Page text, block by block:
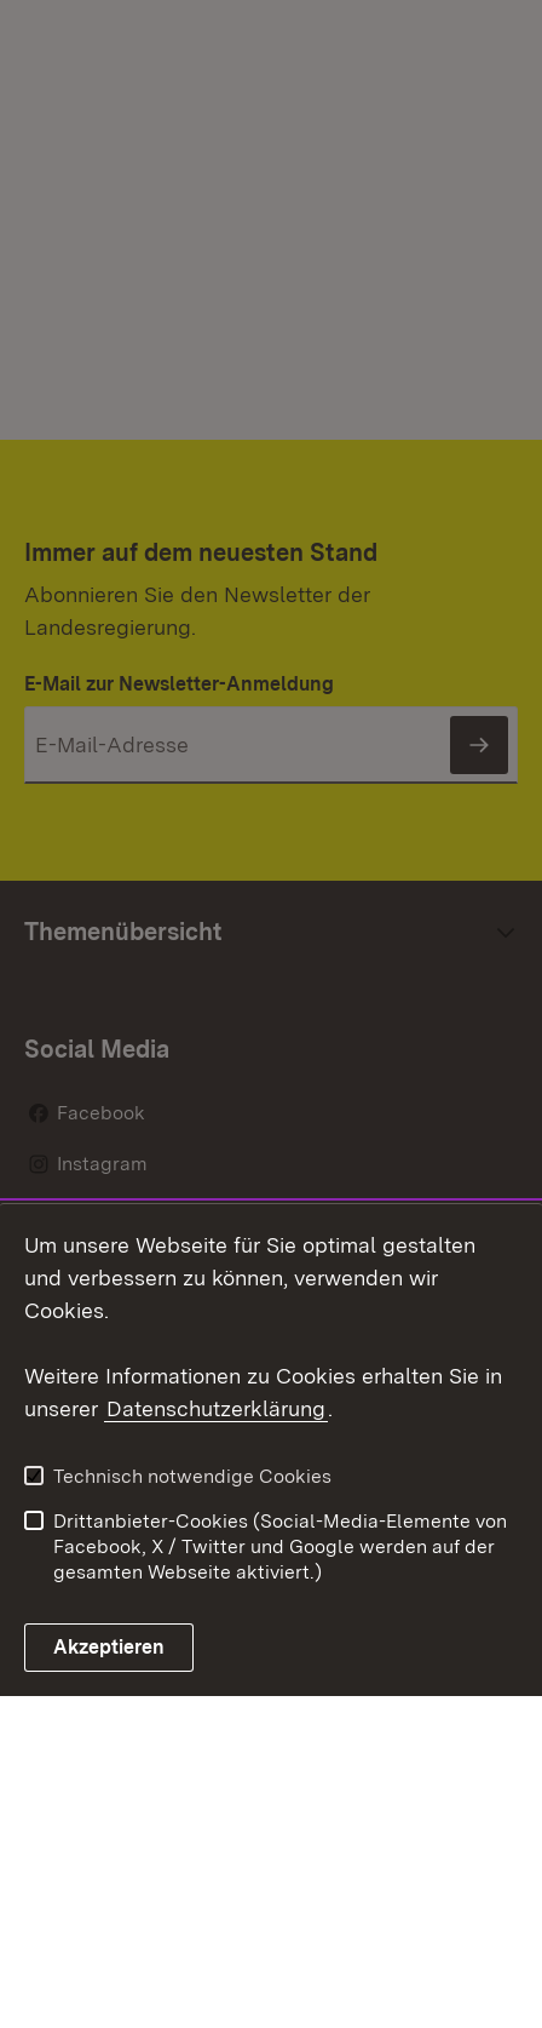
Immer auf dem neuesten Stand
Abonnieren Sie den Newsletter der
Landesregierung.
E-Mail zur Newsletter-Anmeldung
Themenübersicht
Social Media
Facebook
Instagram
Mastodon
Youtube
Link zum Landesportal
Kontakt
Datenschutz
Barrierefreiheit
Impressum Cookies
Um unsere Webseite für Sie optimal gestalten
und verbessern zu können, verwenden wir
Cookies.
Weitere Informationen zu Cookies erhalten Sie in
unserer Datenschutzerklärung.
Technisch notwendige Cookies
Drittanbieter-Cookies (Social-Media-Elemente von
Facebook, X / Twitter und Google werden auf der
gesamten Webseite aktiviert.)
Akzeptieren